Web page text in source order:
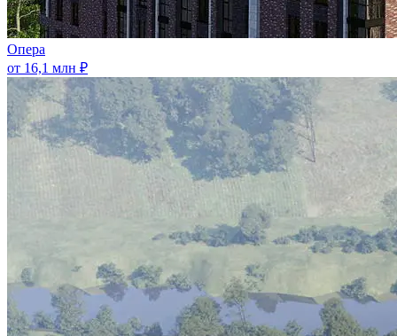
Опера
от 16,1 млн ₽